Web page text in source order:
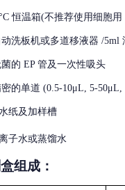
恒温箱(不推荐使用细胞用
动洗板机或多道移液器 /5ml
的 EP 管及一次性吸头
的单道 (0.5-10μL, 5-50μL,
纸及加样槽
子水或蒸馏水
组成：